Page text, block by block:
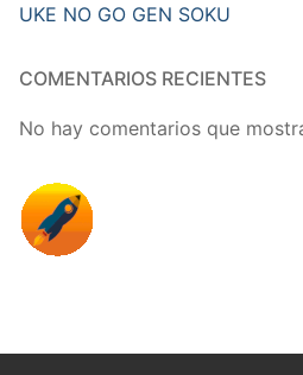
UKE NO GO GEN SOKU
COMENTARIOS RECIENTES
No hay comentarios que